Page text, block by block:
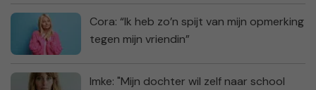
Cora: “Ik heb zo’n spijt van mijn opmerking
tegen mijn vriendin”
Imke: "Mijn dochter wil zelf naar school